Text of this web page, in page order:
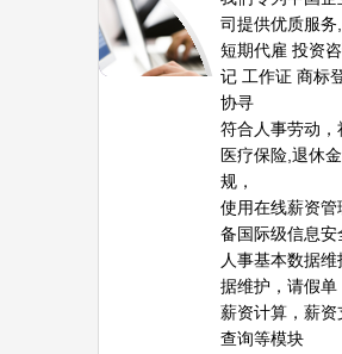
司提供优质服务,
短期代雇 投资
记 工作证 商标
协寻
符合人事劳动，
医疗保险,退休
规，
使用在线薪资管
备国际级信息安
人事基本数据
据维护，请假单
薪资计算，薪资
查询等模块